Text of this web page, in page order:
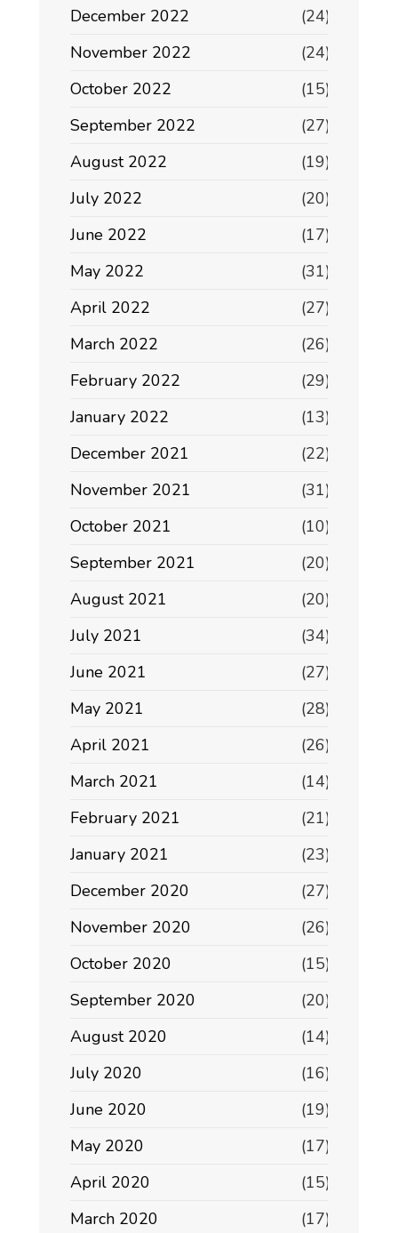
December 2022
(24)
November 2022
(24)
October 2022
(15)
September 2022
(27)
August 2022
(19)
July 2022
(20)
June 2022
(17)
May 2022
(31)
April 2022
(27)
March 2022
(26)
February 2022
(29)
January 2022
(13)
December 2021
(22)
November 2021
(31)
October 2021
(10)
September 2021
(20)
August 2021
(20)
July 2021
(34)
June 2021
(27)
May 2021
(28)
April 2021
(26)
March 2021
(14)
February 2021
(21)
January 2021
(23)
December 2020
(27)
November 2020
(26)
October 2020
(15)
September 2020
(20)
August 2020
(14)
July 2020
(16)
June 2020
(19)
May 2020
(17)
April 2020
(15)
March 2020
(17)